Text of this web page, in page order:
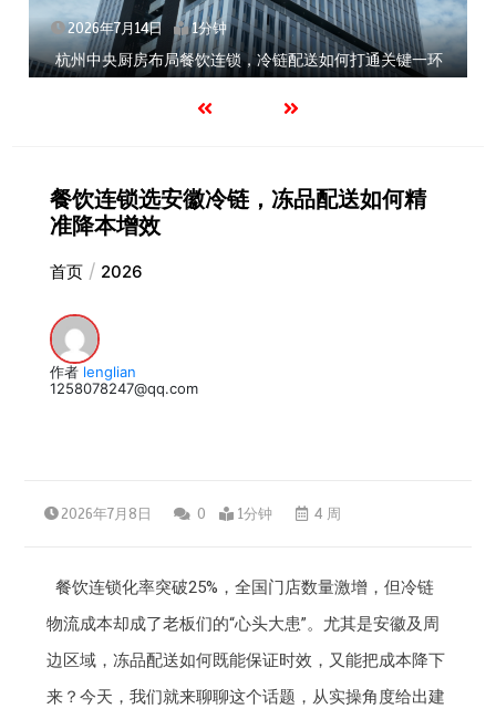
2026年7月14日 1分钟
杭州中央厨房布局餐饮连锁，冷链配送如何打通关键一环
餐饮连锁选安徽冷链，冻品配送如何精
准降本增效
首页 2026
作者 lenglian
1258078247@qq.com
2026年7月8日 0 1分钟 4 周
餐饮连锁化率突破25%，全国门店数量激增，但冷链
物流成本却成了老板们的“心头大患”。尤其是安徽及周
边区域，冻品配送如何既能保证时效，又能把成本降下
来？今天，我们就来聊聊这个话题，从实操角度给出建